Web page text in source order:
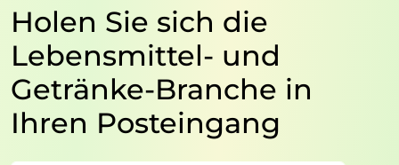
Holen Sie sich die
Lebensmittel- und
Getränke-Branche in
Ihren Posteingang